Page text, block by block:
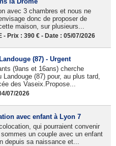
avec 3 chambres et nous ne
donc de proposer de
maison, sur plusieurs...
- Prix : 390 € - Date : 05/07/2026
(87) - Urgent
(9ans et 16ans) cherche
(87) pour, au plus tard,
des Vaseix.Propose...
07/2026
avec enfant à Lyon 7
qui pourraient convenir
un couple avec un enfant
depuis sa naissance et...